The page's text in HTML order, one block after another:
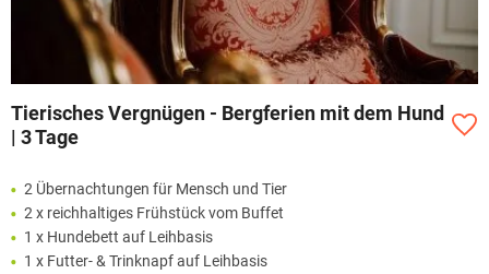
Tierisches Vergnügen - Bergferien mit dem Hund
| 3 Tage
2 Übernachtungen für Mensch und Tier
2 x reichhaltiges Frühstück vom Buffet
1 x Hundebett auf Leihbasis
1 x Futter- & Trinknapf auf Leihbasis